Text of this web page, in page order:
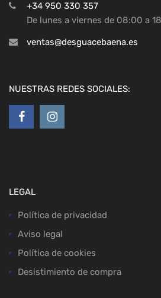
+34 950 330 357
De lunes a viernes de 08:00 a
ventas@desguacebaena.es
NUESTRAS REDES SOCIALES:
LEGAL
Política de privacidad
Aviso legal
Política de cookies
Desistimiento de compra